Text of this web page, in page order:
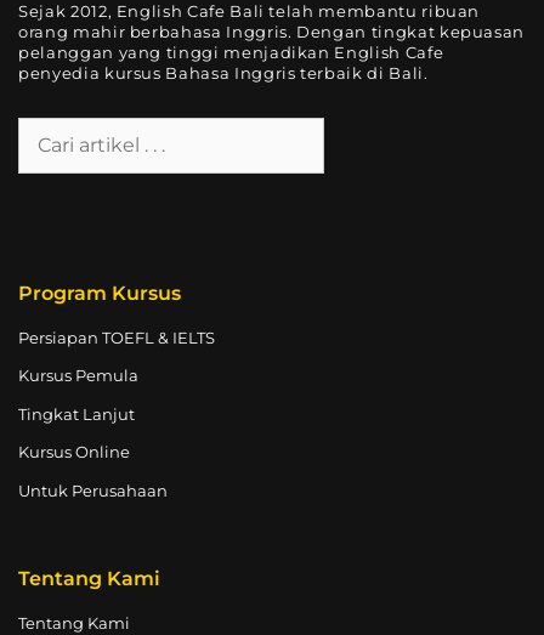
Sejak 2012, English Cafe Bali telah membantu ribuan
orang mahir berbahasa Inggris. Dengan tingkat kepuasan
pelanggan yang tinggi menjadikan English Cafe
penyedia kursus Bahasa Inggris terbaik di Bali.
Program Kursus
Persiapan TOEFL & IELTS
Kursus Pemula
Tingkat Lanjut
Kursus Online
Untuk Perusahaan
Tentang Kami
Tentang Kami